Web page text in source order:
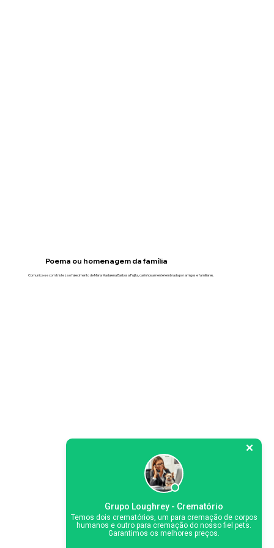
Poema ou homenagem da família
Comunica-se com tristeza o falecimento de Maria Madalena Barbosa Fujita, carinhosamente lembrada por amigos e familiares.
Grupo Loughrey - Crematório
Temos dois crematórios, um para cremação de corpos
humanos e outro para cremação do nosso fiel pets.
Garantimos os melhores preços.